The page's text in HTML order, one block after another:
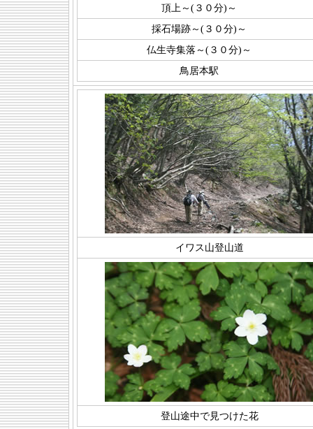
頂上～(３０分)～
採石場跡～(３０分)～
仏生寺集落～(３０分)～
鳥居本駅
イワス山登山道
登山途中で見つけた花